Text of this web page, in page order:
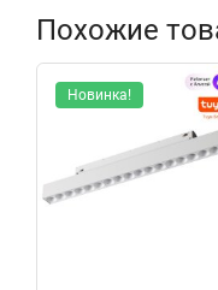
Похожие
Новинка!